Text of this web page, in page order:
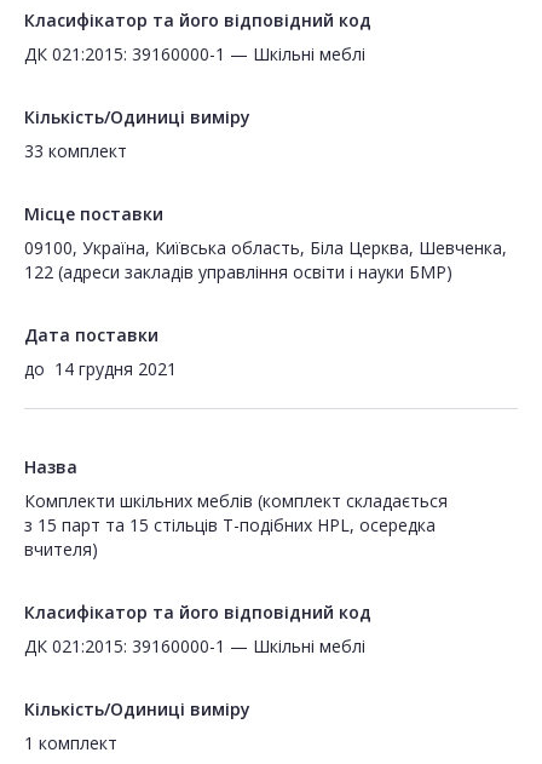
Класифікатор та його відповідний код
ДК 021:2015: 39160000-1 — Шкільні меблі
Кількість/Одиниці виміру
33 комплект
Місце поставки
09100, Україна, Київська область, Біла Церква, Шевченка,
122 (адреси закладів управління освіти і науки БМР)
Дата поставки
до 14 грудня 2021
Назва
Комплекти шкільних меблів (комплект складається
з 15 парт та 15 стільців Т-подібних HPL, осередка
вчителя)
Класифікатор та його відповідний код
ДК 021:2015: 39160000-1 — Шкільні меблі
Кількість/Одиниці виміру
1 комплект